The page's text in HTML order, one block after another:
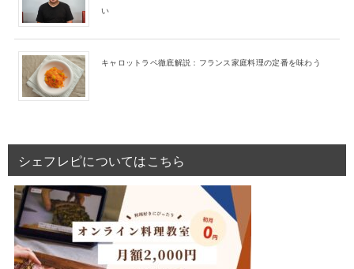
い
キャロットラペ徹底解説：フランス家庭料理の定番を味わう
シェフレピについてはこちら